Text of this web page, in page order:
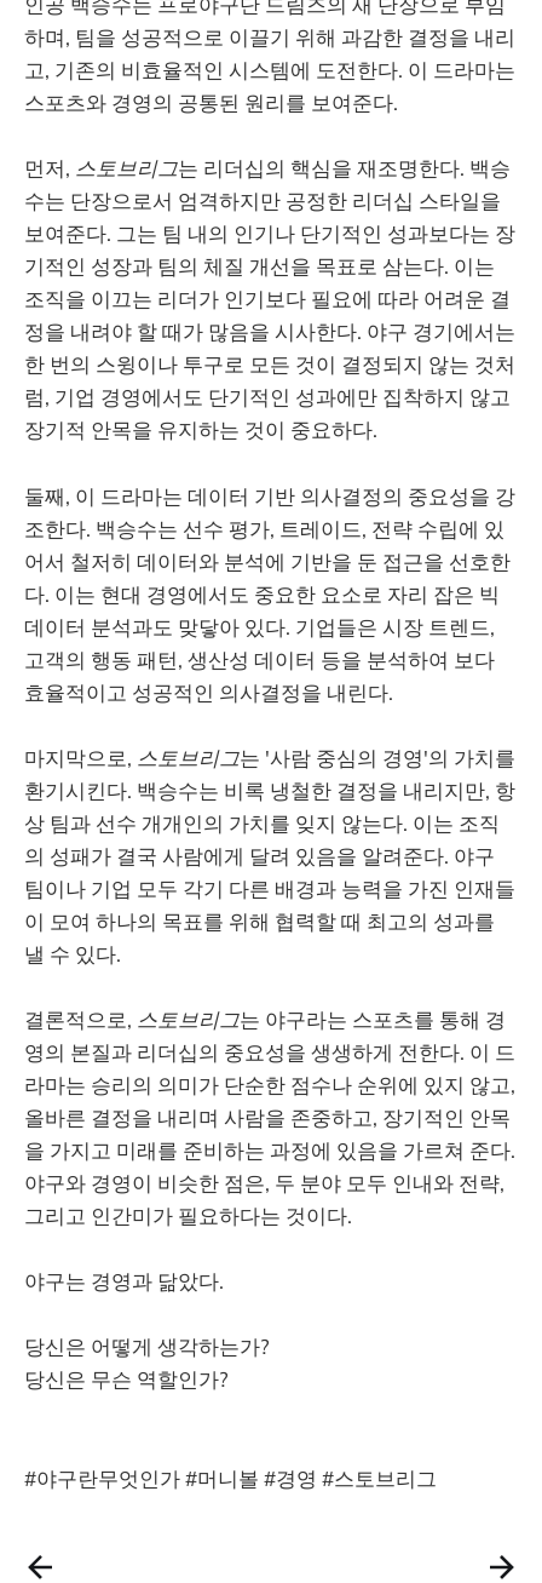
하며, 팀을 성공적으로 이끌기 위해 과감한 결정을 내리
고, 기존의 비효율적인 시스템에 도전한다. 이 드라마는
스포츠와 경영의 공통된 원리를 보여준다.
먼저, 스토브리그는 리더십의 핵심을 재조명한다. 백승
수는 단장으로서 엄격하지만 공정한 리더십 스타일을
보여준다. 그는 팀 내의 인기나 단기적인 성과보다는 장
기적인 성장과 팀의 체질 개선을 목표로 삼는다. 이는
조직을 이끄는 리더가 인기보다 필요에 따라 어려운 결
정을 내려야 할 때가 많음을 시사한다. 야구 경기에서는
한 번의 스윙이나 투구로 모든 것이 결정되지 않는 것처
럼, 기업 경영에서도 단기적인 성과에만 집착하지 않고
장기적 안목을 유지하는 것이 중요하다.
둘째, 이 드라마는 데이터 기반 의사결정의 중요성을 강
조한다. 백승수는 선수 평가, 트레이드, 전략 수립에 있
어서 철저히 데이터와 분석에 기반을 둔 접근을 선호한
다. 이는 현대 경영에서도 중요한 요소로 자리 잡은 빅
데이터 분석과도 맞닿아 있다. 기업들은 시장 트렌드,
고객의 행동 패턴, 생산성 데이터 등을 분석하여 보다
효율적이고 성공적인 의사결정을 내린다.
마지막으로, 스토브리그는 '사람 중심의 경영'의 가치를
환기시킨다. 백승수는 비록 냉철한 결정을 내리지만, 항
상 팀과 선수 개개인의 가치를 잊지 않는다. 이는 조직
의 성패가 결국 사람에게 달려 있음을 알려준다. 야구
팀이나 기업 모두 각기 다른 배경과 능력을 가진 인재들
이 모여 하나의 목표를 위해 협력할 때 최고의 성과를
낼 수 있다.
결론적으로, 스토브리그는 야구라는 스포츠를 통해 경
영의 본질과 리더십의 중요성을 생생하게 전한다. 이 드
라마는 승리의 의미가 단순한 점수나 순위에 있지 않고,
올바른 결정을 내리며 사람을 존중하고, 장기적인 안목
을 가지고 미래를 준비하는 과정에 있음을 가르쳐 준다.
야구와 경영이 비슷한 점은, 두 분야 모두 인내와 전략,
그리고 인간미가 필요하다는 것이다.
야구는 경영과 닮았다.
당신은 어떻게 생각하는가?
당신은 무슨 역할인가?
#야구란무엇인가 #머니볼 #경영 #스토브리그